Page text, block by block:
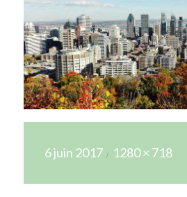
le
6 juin 2017
réelle
1280 × 718